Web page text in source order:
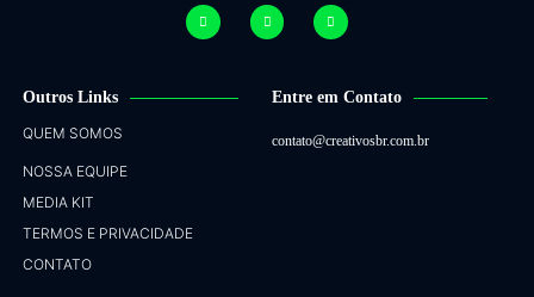
Outros Links
QUEM SOMOS
NOSSA EQUIPE
MEDIA KIT
TERMOS E PRIVACIDADE
CONTATO
Entre em Contato
contato@creativosbr.com.br